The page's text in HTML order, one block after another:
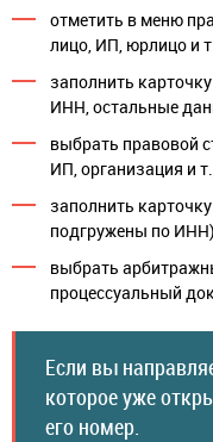
отметить в меню
лицо, ИП, юрлицо и
заполнить
ИНН, остальные
выбрать правовой
ИП, организация и
заполнить
подгружены по
выбрать
процессуальный
Если вы
которое уже
его номер.